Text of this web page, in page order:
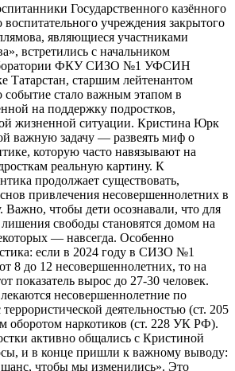
Государственного казённого
воспитательного учреждения закрытого
являющиеся участниками
встретились с начальником
ФКУ СИЗО №1 УФСИН
Татарстан, старшим лейтенантом
стало важным этапом в
на поддержку подростков,
жизненной ситуации. Кристина Юрк
важную задачу — развеять миф о
которую часто навязывают на
реальную картину. К
продолжает существовать,
привлечения несовершеннолетних в
чтобы дети осознавали, что для
свободы становятся домом на
— навсегда. Особенно
если в 2024 году в СИЗО №1
8 до 12 несовершеннолетних, то на
показатель вырос до 27-30 человек.
несовершеннолетние по
деятельностью (ст. 205
наркотиков (ст. 228 УК РФ).
активно общались с Кристиной
и в конце пришли к важному выводу:
чтобы мы изменились». Это